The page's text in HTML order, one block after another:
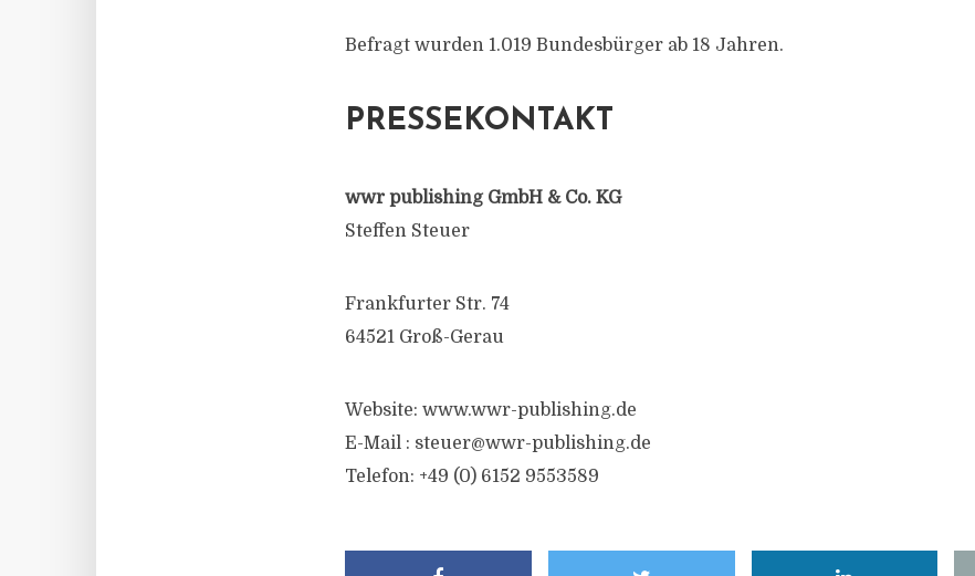
Befragt wurden 1.019 Bundesbürger ab 18 Jahren.
PRESSEKONTAKT
wwr publishing GmbH & Co. KG
Steffen Steuer
Frankfurter Str. 74
64521 Groß-Gerau
Website: www.wwr-publishing.de
E-Mail : steuer@wwr-publishing.de
Telefon: +49 (0) 6152 9553589